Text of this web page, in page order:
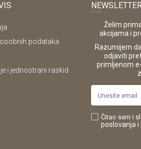
podataka
i jednostrani raskid
Želim
akcijama i
Razumijem
odjaviti
primljenom
Čitao sam i
poslovanjai